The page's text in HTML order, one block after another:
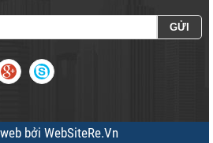
bởi WebSiteRe.Vn